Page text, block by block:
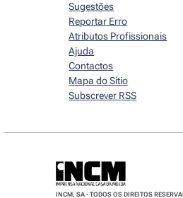
Sugestões
Reportar Erro
Atributos Profissionais
Ajuda
Contactos
Mapa do Sítio
Subscrever RSS
INCM, SA - TODOS OS DIREITOS